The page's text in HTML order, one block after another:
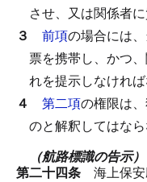
させ、又は関係者
３ 前項の場合には
票を携帯し、かつ
れを提示しなければ
４ 第二項の権限は
のと解釈してはなら
（航路標識の告示）
第二十四条 海上保